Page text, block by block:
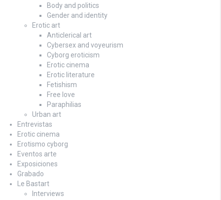
Body and politics
Gender and identity
Erotic art
Anticlerical art
Cybersex and voyeurism
Cyborg eroticism
Erotic cinema
Erotic literature
Fetishism
Free love
Paraphilias
Urban art
Entrevistas
Erotic cinema
Erotismo cyborg
Eventos arte
Exposiciones
Grabado
Le Bastart
Interviews